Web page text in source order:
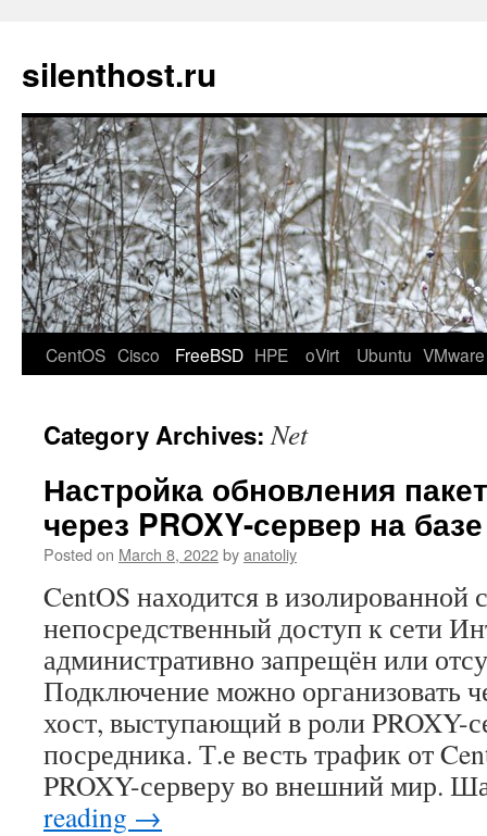
silenthost.ru
CentOS Cisco FreeBSD HPE oVirt Ubuntu VMware
Category Archives:Net
Настройка обновления
через PROXY-сервер на
Posted on March 8, 2022byanatoliy
CentOS находится в изолированной
непосредственный доступ к сети
административно запрещён или
Подключение можно организовать
хост, выступающий в роли PROXY-
посредника. Т.е весть трафик от
PROXY-серверу во внешний мир.
reading →